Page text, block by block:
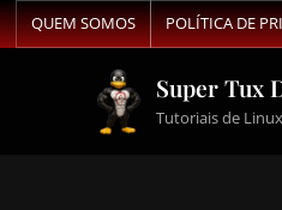
QUEM SOMOS POLÍTICA DE
Super Tux
Tutoriais de